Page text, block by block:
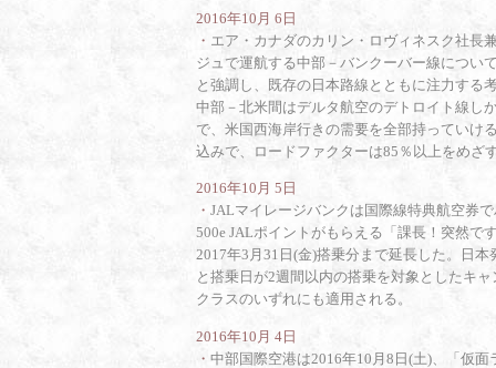
2016年10月 6日
・ エア・カナダのカリン・ロヴィネスク社長
ジュで運航する中部－バンクーバー線につい
と強調し、既存の日本路線とともに注力する
中部－北米間はデルタ航空のデトロイト線し
で、米国西海岸行きの需要を全部持っていけ
込みで、ロードファクターは85％以上をめざ
2016年10月 5日
・ JALマイレージバンクは国際線特典航空券
500e JALポイントがもらえる「課長！突然で
2017年3月31日(金)搭乗分まで延長した。日
と搭乗日が2週間以内の搭乗を対象としたキ
クラスのいずれにも適用される。
2016年10月 4日
・ 中部国際空港は2016年10月8日(土)、「仮